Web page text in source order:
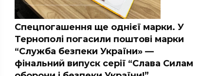
Спецпогашення ще однієї марки. У
Тернополі погасили поштові марки
“Служба безпеки України» —
фінальний випуск серії “Слава Силам